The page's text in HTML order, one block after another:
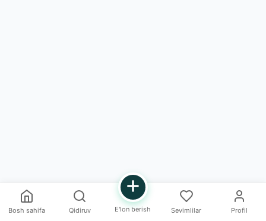
Bosh sahifa Qidiruv E'lon berish Sevimlilar Profil